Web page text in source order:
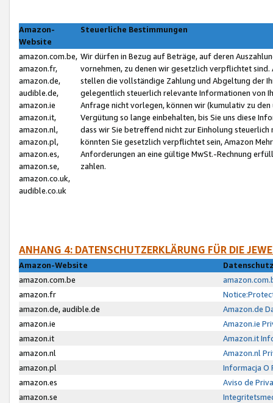
Amazon-
Website
Steuerliche Bestimmungen
amazon.com.be,
amazon.fr,
amazon.de,
audible.de,
amazon.ie
amazon.it,
amazon.nl,
amazon.pl,
amazon.es,
amazon.se,
amazon.co.uk,
audible.co.uk
Wir dürfen in Bezug auf Beträge, auf deren
vornehmen, zu denen wir gesetzlich verpflichtet
stellen die vollständige Zahlung und Abgeltung der
gelegentlich steuerlich relevante Informationen von
Anfrage nicht vorlegen, können wir (kumulativ zu
Vergütung so lange einbehalten, bis Sie uns diese
dass wir Sie betreffend nicht zur Einholung
könnten Sie gesetzlich verpflichtet sein, Amazon
Anforderungen an eine gültige MwSt.-Rechnung
zahlen.
ANHANG 4: DATENSCHUTZERKLÄRUNG FÜR DIE
Amazon-Website
amazon.com.be
amazon.fr
amazon.de, audible.de
Amazon.de
amazon.ie
Amazon.ie
amazon.it
Amazon.it
amazon.nl
Amazon.nl
amazon.pl
Informacja O
amazon.es
Aviso de
amazon.se